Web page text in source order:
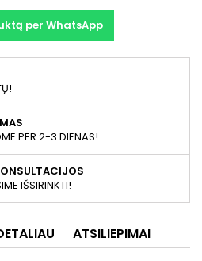
per WhatsApp
PER 2-3 DIENAS!
IŠSIRINKTI!
ATSILIEPIMAI